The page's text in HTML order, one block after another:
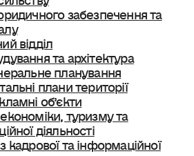
забезпечення та
відділ
та архітектура
планування
плани території
об’єкти
туризму та
діяльності
кадрової та інформаційної